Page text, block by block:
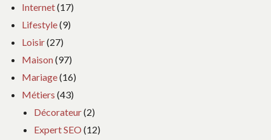
Internet(17)
Lifestyle(9)
Loisir(27)
Maison(97)
Mariage(16)
Métiers (43)
Décorateur(2)
Expert SEO (12)